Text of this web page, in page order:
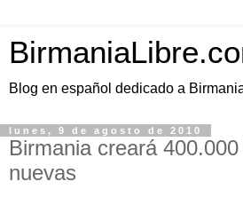
Blog en español dedicado a
lunes, 9 de agosto de 2010
Birmania creará
nuevas